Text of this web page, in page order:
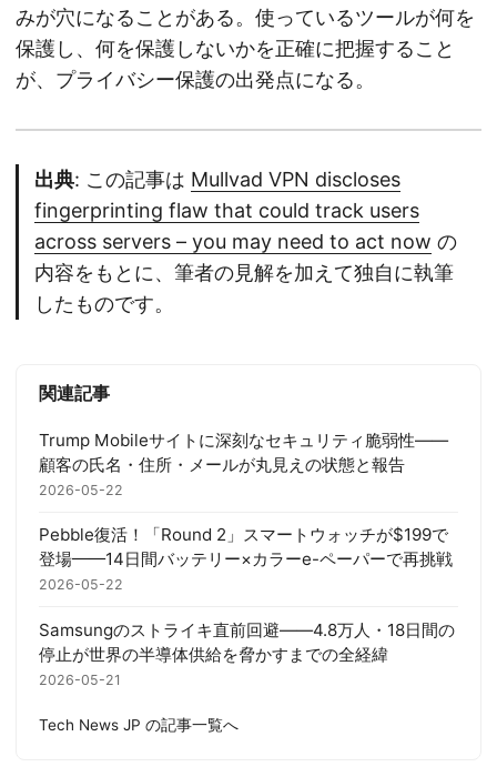
みが穴になることがある。使っているツールが何を
保護し、何を保護しないかを正確に把握すること
が、プライバシー保護の出発点になる。
出典: この記事は Mullvad VPN discloses
fingerprinting flaw that could track users
across servers – you may need to act now の
内容をもとに、筆者の見解を加えて独自に執筆
したものです。
関連記事
Trump Mobileサイトに深刻なセキュリティ脆弱性――
顧客の氏名・住所・メールが丸見えの状態と報告
2026-05-22
Pebble復活！「Round 2」スマートウォッチが$199で
登場——14日間バッテリー×カラーe-ペーパーで再挑戦
2026-05-22
Samsungのストライキ直前回避――4.8万人・18日間の
停止が世界の半導体供給を脅かすまでの全経緯
2026-05-21
Tech News JP の記事一覧へ